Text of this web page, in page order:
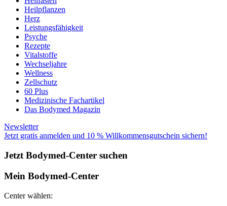
Heilpflanzen
Herz
Leistungsfähigkeit
Psyche
Rezepte
Vitalstoffe
Wechseljahre
Wellness
Zellschutz
60 Plus
Medizinische Fachartikel
Das Bodymed Magazin
Newsletter
Jetzt gratis anmelden und 10 % Willkommensgutschein sichern!
Jetzt Bodymed-Center suchen
Mein Bodymed-Center
Center wählen: